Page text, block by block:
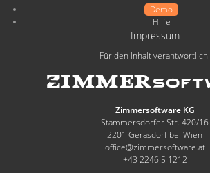
Demo
Hilfe
Impressum
Für den Inhalt verantwortlich:
Zimmersoftware KG
Stammersdorfer Str. 420/16
2201 Gerasdorf bei Wien
office@zimmersoftware.at
+43 2246 5 1212